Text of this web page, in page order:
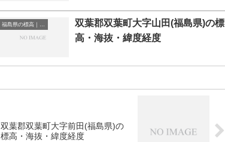
双葉郡双葉町大字山田(福島県)の標
高・海抜・緯度経度
双葉郡双葉町大字前田(福島県)の
標高・海抜・緯度経度